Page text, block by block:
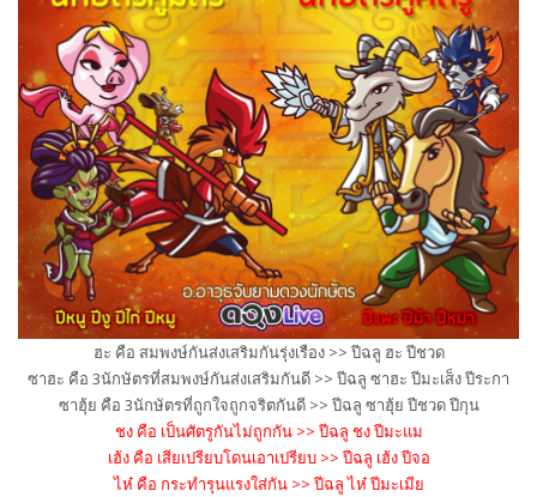
ฮะ คือ สมพงษ์กันส่งเสริมกันรุ่งเรือง >> ปีฉลู ฮะ ปีชวด
ซาฮะ คือ 3นักษัตรที่สมพงษ์กันส่งเสริมกันดี >> ปีฉลู ซาฮะ ปีมะเส็ง ปีระกา
ซาฮุ้ย คือ 3นักษัตรที่ถูกใจถูกจริตกันดี >> ปีฉลู ซาฮุ้ย ปีชวด ปีกุน
ชง คือ เป็นศัตรูกันไม่ถูกกัน >> ปีฉลู ชง ปีมะแม
เฮ้ง คือ เสียเปรียบโดนเอาเปรียบ >> ปีฉลู เฮ้ง ปีจอ
ไห๋ คือ กระทำรุนแรงใส่กัน >> ปีฉลู ไห๋ ปีมะเมีย